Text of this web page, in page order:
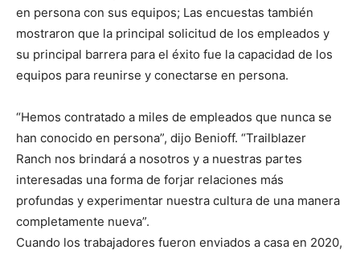
en persona con sus equipos; Las encuestas también
mostraron que la principal solicitud de los empleados y
su principal barrera para el éxito fue la capacidad de los
equipos para reunirse y conectarse en persona.
“Hemos contratado a miles de empleados que nunca se
han conocido en persona”, dijo Benioff. “Trailblazer
Ranch nos brindará a nosotros y a nuestras partes
interesadas una forma de forjar relaciones más
profundas y experimentar nuestra cultura de una manera
completamente nueva”.
Cuando los trabajadores fueron enviados a casa en 2020,